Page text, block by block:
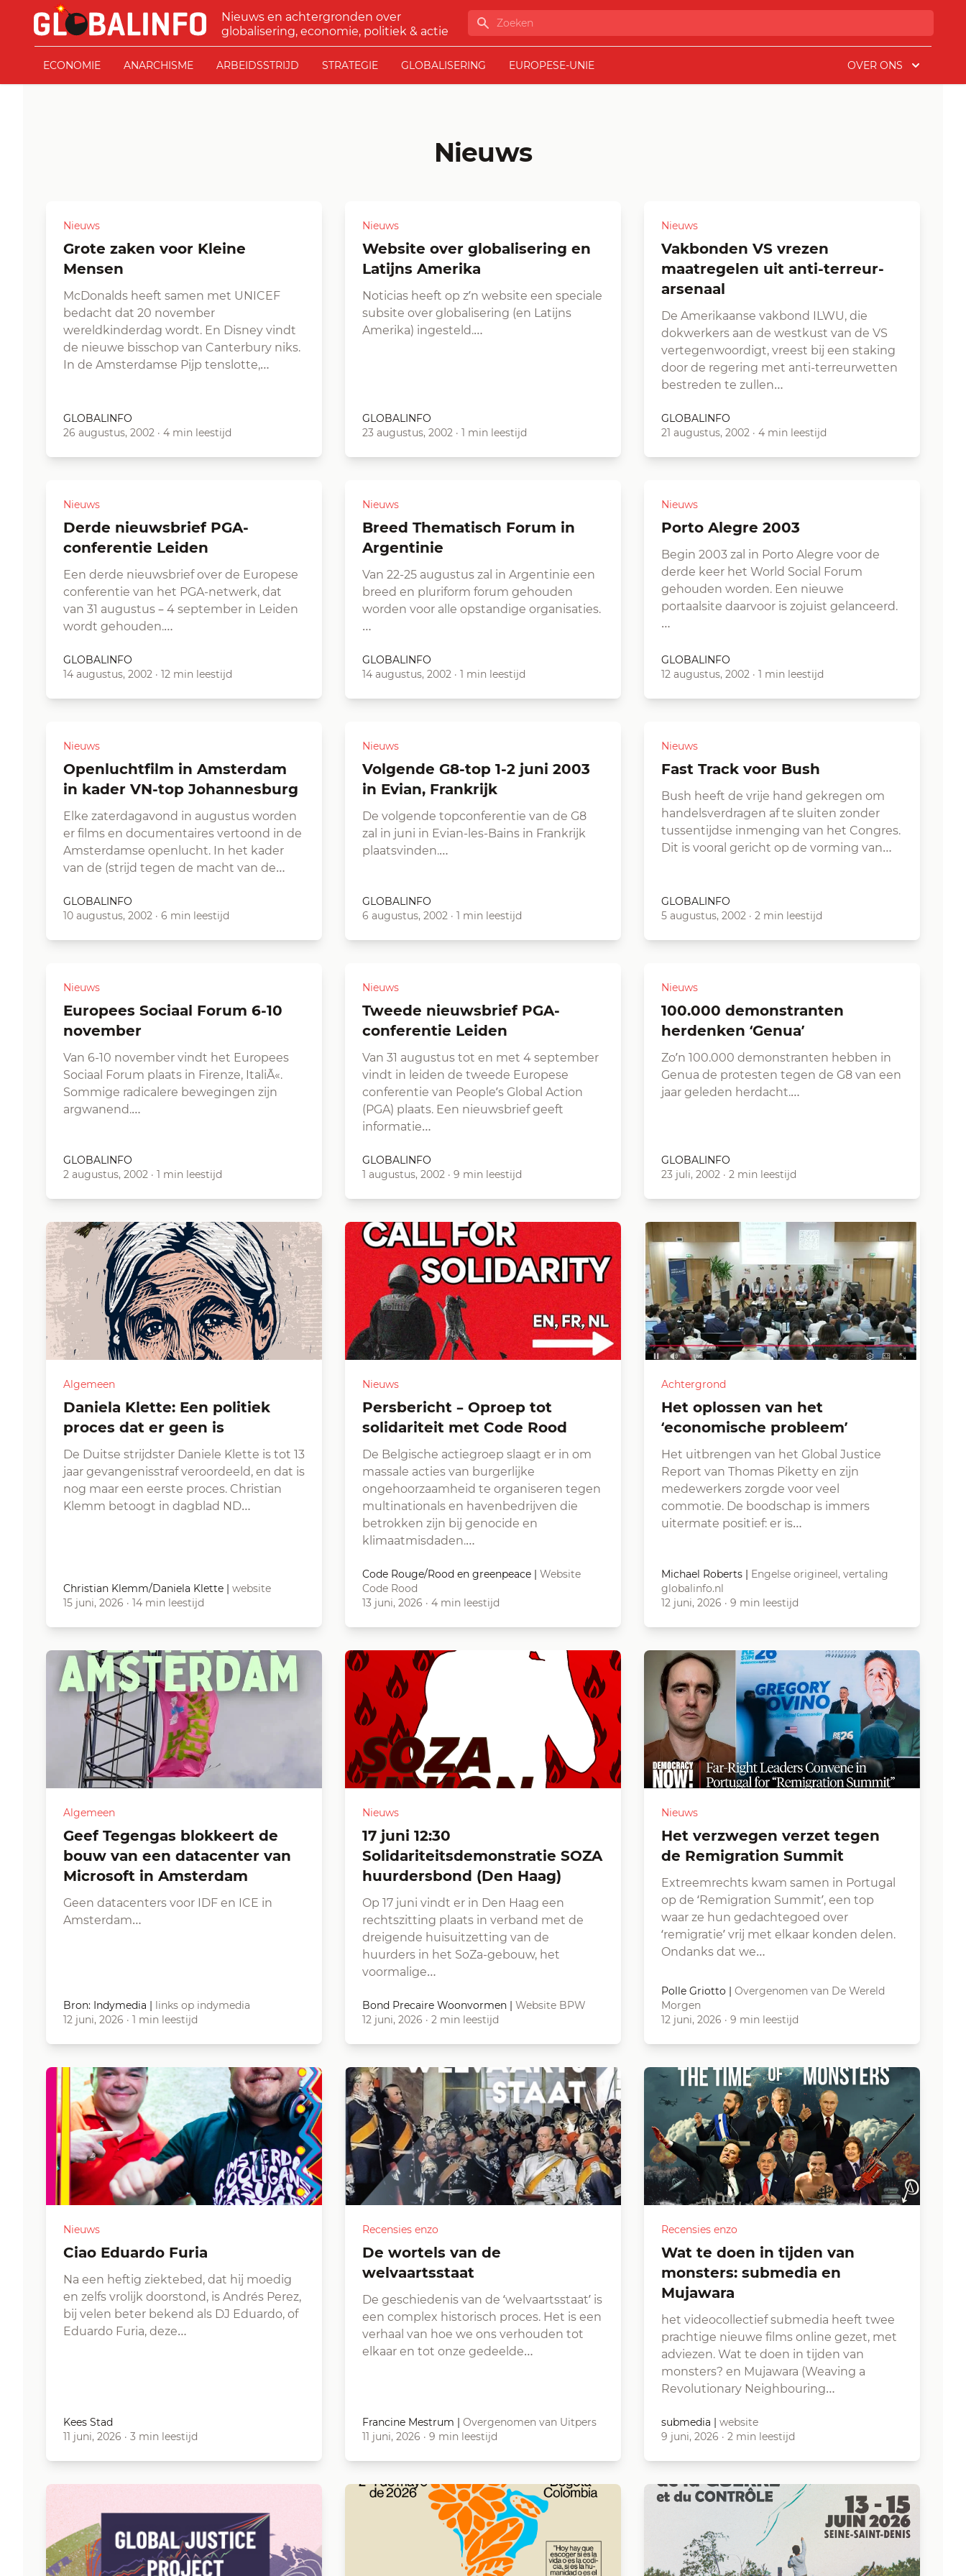
Ga naar de inhoud
GLOBALINFO
Nieuws en achtergronden over
globalisering, economie, politiek & actie
Zoeken
ECONOMIE ANARCHISME ARBEIDSSTRIJD STRATEGIE GLOBALISERING EUROPESE-UNIE OVER ONS
Nieuws
Nieuws
Grote zaken voor Kleine
Mensen
McDonalds heeft samen met UNICEF
bedacht dat 20 november
wereldkinderdag wordt. En Disney vindt
de nieuwe bisschop van Canterbury niks.
In de Amsterdamse Pijp tenslotte,…
GLOBALINFO
26 augustus, 2002 · 4 min leestijd
Nieuws
Website over globalisering en
Latijns Amerika
Noticias heeft op z’n website een speciale
subsite over globalisering (en Latijns
Amerika) ingesteld.…
GLOBALINFO
23 augustus, 2002 · 1 min leestijd
Nieuws
Vakbonden VS vrezen
maatregelen uit anti-terreur-
arsenaal
De Amerikaanse vakbond ILWU, die
dokwerkers aan de westkust van de VS
vertegenwoordigt, vreest bij een staking
door de regering met anti-terreurwetten
bestreden te zullen…
GLOBALINFO
21 augustus, 2002 · 4 min leestijd
Nieuws
Derde nieuwsbrief PGA-
conferentie Leiden
Een derde nieuwsbrief over de Europese
conferentie van het PGA-netwerk, dat
van 31 augustus – 4 september in Leiden
wordt gehouden.…
GLOBALINFO
14 augustus, 2002 · 12 min leestijd
Nieuws
Breed Thematisch Forum in
Argentinie
Van 22-25 augustus zal in Argentinie een
breed en pluriform forum gehouden
worden voor alle opstandige organisaties.
…
GLOBALINFO
14 augustus, 2002 · 1 min leestijd
Nieuws
Porto Alegre 2003
Begin 2003 zal in Porto Alegre voor de
derde keer het World Social Forum
gehouden worden. Een nieuwe
portaalsite daarvoor is zojuist gelanceerd.
…
GLOBALINFO
12 augustus, 2002 · 1 min leestijd
Nieuws
Openluchtfilm in Amsterdam
in kader VN-top Johannesburg
Elke zaterdagavond in augustus worden
er films en documentaires vertoond in de
Amsterdamse openlucht. In het kader
van de (strijd tegen de macht van de…
GLOBALINFO
10 augustus, 2002 · 6 min leestijd
Nieuws
Volgende G8-top 1-2 juni 2003
in Evian, Frankrijk
De volgende topconferentie van de G8
zal in juni in Evian-les-Bains in Frankrijk
plaatsvinden.…
GLOBALINFO
6 augustus, 2002 · 1 min leestijd
Nieuws
Fast Track voor Bush
Bush heeft de vrije hand gekregen om
handelsverdragen af te sluiten zonder
tussentijdse inmenging van het Congres.
Dit is vooral gericht op de vorming van…
GLOBALINFO
5 augustus, 2002 · 2 min leestijd
Nieuws
Europees Sociaal Forum 6-10
november
Van 6-10 november vindt het Europees
Sociaal Forum plaats in Firenze, ItaliÃ«.
Sommige radicalere bewegingen zijn
argwanend.…
GLOBALINFO
2 augustus, 2002 · 1 min leestijd
Nieuws
tweede nieuwsbrief PGA-
conferentie Leiden
Van 31 augustus tot en met 4 september
vindt in leiden de tweede Europese
conferentie van People’s Global Action
(PGA) plaats. Een nieuwsbrief geeft
informatie…
GLOBALINFO
1 augustus, 2002 · 9 min leestijd
Nieuws
100.000 demonstranten
herdenken ‘Genua’
Zo’n 100.000 demonstranten hebben in
Genua de protesten tegen de G8 van een
jaar geleden herdacht.…
GLOBALINFO
23 juli, 2002 · 2 min leestijd
Algemeen
Daniela Klette: Een politiek
proces dat er geen is
De Duitse strijdster Daniele Klette is tot 13
jaar gevangenisstraf veroordeeld, en dat is
nog maar een eerste proces. Christian
Klemm betoogt in dagblad ND…
Christian Klemm/Daniela Klette | website
15 juni, 2026 · 14 min leestijd
Nieuws
Persbericht – Oproep tot
solidariteit met Code Rood
De Belgische actiegroep slaagt er in om
massale acties van burgerlijke
ongehoorzaamheid te organiseren tegen
multinationals en havenbedrijven die
betrokken zijn bij genocide en
klimaatmisdaden.…
Code Rouge/Rood en greenpeace | Website
Code Rood
13 juni, 2026 · 4 min leestijd
Achtergrond
Het oplossen van het
‘economische probleem’
Het uitbrengen van het Global Justice
Report van Thomas Piketty en zijn
medewerkers zorgde voor veel
commotie. De boodschap is immers
uitermate positief: er is…
Michael Roberts | Engelse origineel, vertaling
globalinfo.nl
12 juni, 2026 · 9 min leestijd
Algemeen
Geef Tegengas blokkeert de
bouw van een datacenter van
Microsoft in Amsterdam
Geen datacenters voor IDF en ICE in
Amsterdam…
Bron: Indymedia | links op indymedia
12 juni, 2026 · 1 min leestijd
Nieuws
17 juni 12:30
Solidariteitsdemonstratie SOZA
huurdersbond (Den Haag)
Op 17 juni vindt er in Den Haag een
rechtszitting plaats in verband met de
dreigende huisuitzetting van de
huurders in het SoZa-gebouw, het
voormalige…
Bond Precaire Woonvormen | Website BPW
12 juni, 2026 · 2 min leestijd
Nieuws
Het verzwegen verzet tegen
de Remigration Summit
Extreemrechts kwam samen in Portugal
op de ‘Remigration Summit’, een top
waar ze hun gedachtegoed over
‘remigratie’ vrij met elkaar konden delen.
Ondanks dat we…
Polle Griotto | Overgenomen van De Wereld
Morgen
12 juni, 2026 · 9 min leestijd
Nieuws
Ciao Eduardo Furia
Na een heftig ziektebed, dat hij moedig
en zelfs vrolijk doorstond, is Andrés Perez,
bij velen beter bekend als DJ Eduardo, of
Eduardo Furia, deze…
Kees Stad
11 juni, 2026 · 3 min leestijd
Recensies enzo
De wortels van de
welvaartsstaat
De geschiedenis van de ‘welvaartsstaat’ is
een complex historisch proces. Het is een
verhaal van hoe we ons verhouden tot
elkaar en tot onze gedeelde…
Francine Mestrum | Overgenomen van Uitpers
11 juni, 2026 · 9 min leestijd
Recensies enzo
Wat te doen in tijden van
monsters: submedia en
Mujawara
het videocollectief submedia heeft twee
prachtige nieuwe films online gezet, met
adviezen. Wat te doen in tijden van
monsters? en Mujawara (Weaving a
Revolutionary Neighbouring…
submedia | website
9 juni, 2026 · 2 min leestijd